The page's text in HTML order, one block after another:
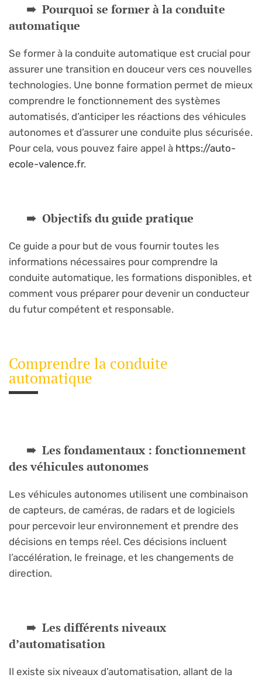
Pourquoi se former à la conduite
automatique
Se former à la conduite automatique est crucial pour
assurer une transition en douceur vers ces nouvelles
technologies. Une bonne formation permet de mieux
comprendre le fonctionnement des systèmes
automatisés, d’anticiper les réactions des véhicules
autonomes et d’assurer une conduite plus sécurisée.
Pour cela, vous pouvez faire appel à https://auto-
ecole-valence.fr.
Objectifs du guide pratique
Ce guide a pour but de vous fournir toutes les
informations nécessaires pour comprendre la
conduite automatique, les formations disponibles, et
comment vous préparer pour devenir un conducteur
du futur compétent et responsable.
Comprendre la conduite
automatique
Les fondamentaux : fonctionnement
des véhicules autonomes
Les véhicules autonomes utilisent une combinaison
de capteurs, de caméras, de radars et de logiciels
pour percevoir leur environnement et prendre des
décisions en temps réel. Ces décisions incluent
l’accélération, le freinage, et les changements de
direction.
Les différents niveaux
d’automatisation
Il existe six niveaux d’automatisation, allant de la